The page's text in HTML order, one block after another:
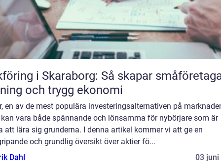
i Skaraborg: Så skapar
och trygg ekonomi
en av de mest populära investeringsalternativen på
vara både spännande och lönsamma för nybörjare som är
att lära sig grunderna. I denna artikel kommer vi att ge en
och grundlig översikt över aktier fö...
Dahl
03 juni